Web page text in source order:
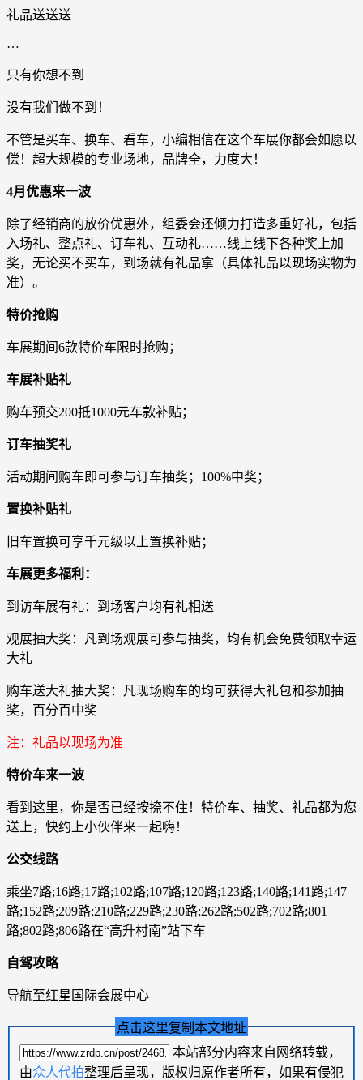
礼品送送送
…
只有你想不到
没有我们做不到！
不管是买车、换车、看车，小编相信在这个车展你都会如愿以
偿！超大规模的专业场地，品牌全，力度大！
4月优惠来一波
除了经销商的放价优惠外，组委会还倾力打造多重好礼，包括
入场礼、整点礼、订车礼、互动礼……线上线下各种奖上加
奖，无论买不买车，到场就有礼品拿（具体礼品以现场实物为
准）。
特价抢购
车展期间6款特价车限时抢购；
车展补贴礼
购车预交200抵1000元车款补贴；
订车抽奖礼
活动期间购车即可参与订车抽奖；100%中奖；
置换补贴礼
旧车置换可享千元级以上置换补贴；
车展更多福利：
到访车展有礼：到场客户均有礼相送
观展抽大奖：凡到场观展可参与抽奖，均有机会免费领取幸运
大礼
购车送大礼抽大奖：凡现场购车的均可获得大礼包和参加抽
奖，百分百中奖
注：礼品以现场为准
特价车来一波
看到这里，你是否已经按捺不住！特价车、抽奖、礼品都为您
送上，快约上小伙伴来一起嗨！
公交线路
乘坐7路;16路;17路;102路;107路;120路;123路;140路;141路;147
路;152路;209路;210路;229路;230路;262路;502路;702路;801
路;802路;806路在“高升村南”站下车
自驾攻略
导航至红星国际会展中心
点击这里复制本文地址
本站部分内容来自网络转载，
由众人代拍整理后呈现，版权归原作者所有，如果有侵犯